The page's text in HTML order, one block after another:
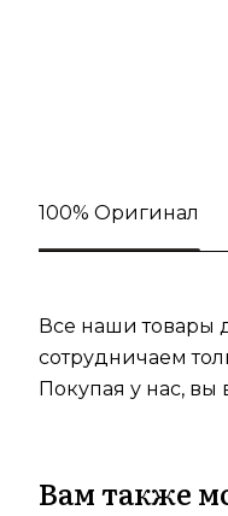
100% Оригинал
Все наши товары
сотрудничаем
Покупая у нас,
Вам также